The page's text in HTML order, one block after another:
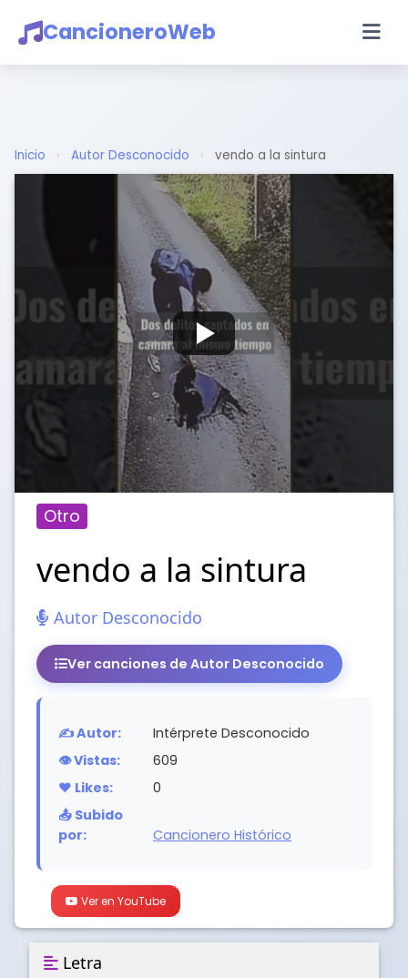
CancioneroWeb
Inicio › Autor Desconocido › vendo a la sintura
Otro
vendo a la sintura
Autor Desconocido
Ver canciones de Autor Desconocido
✍️ Autor:
Intérprete Desconocido
👁️ Vistas:
609
❤️ Likes:
0
📤 Subido
por:
Cancionero Histórico
Ver en YouTube
Letra